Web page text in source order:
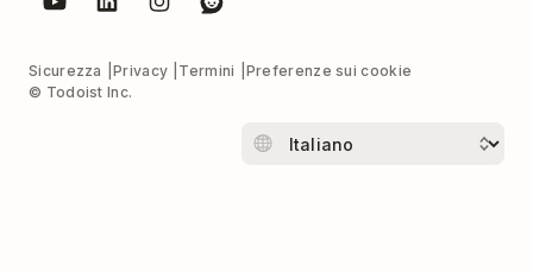
Sicurezza Privacy Termini
Preferenze sui cookie
© Todoist Inc.